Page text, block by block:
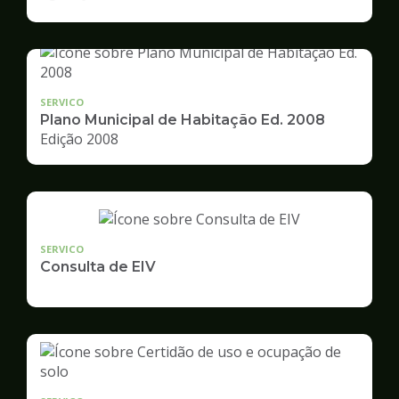
Desenvolvimento
Urbano
SERVICO
Plano Municipal de Habitação Ed. 2008
Edição 2008
SERVICO
Consulta de EIV